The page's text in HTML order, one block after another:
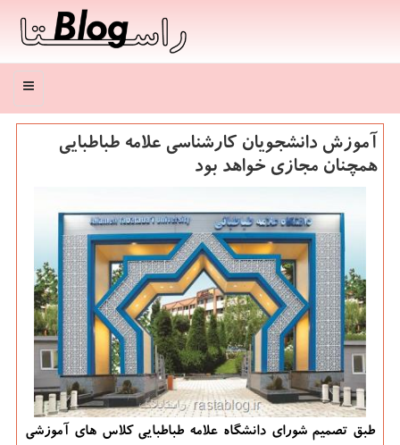
منو
آموزش دانشجویان کارشناسی علامه طباطبایی
همچنان مجازی خواهد بود
طبق تصمیم شورای دانشگاه علامه طباطبایی کلاس های آموزشی